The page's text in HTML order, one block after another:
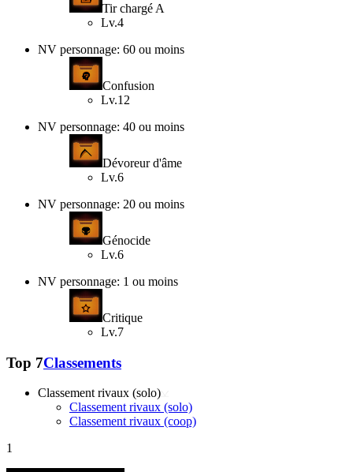
Tir chargé A
Lv.4
NV personnage: 60 ou moins
Confusion
Lv.12
NV personnage: 40 ou moins
Dévoreur d'âme
Lv.6
NV personnage: 20 ou moins
Génocide
Lv.6
NV personnage: 1 ou moins
Critique
Lv.7
Top 7Classements
Classement rivaux (solo)
Classement rivaux (solo)
Classement rivaux (coop)
1